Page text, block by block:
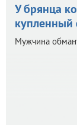
У брянца
купленный
Мужчина